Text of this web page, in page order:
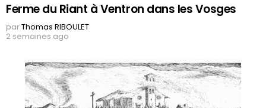
Ferme du Riant à Ventron dans les Vosges
parThomas RIBOULET
2 semaines ago